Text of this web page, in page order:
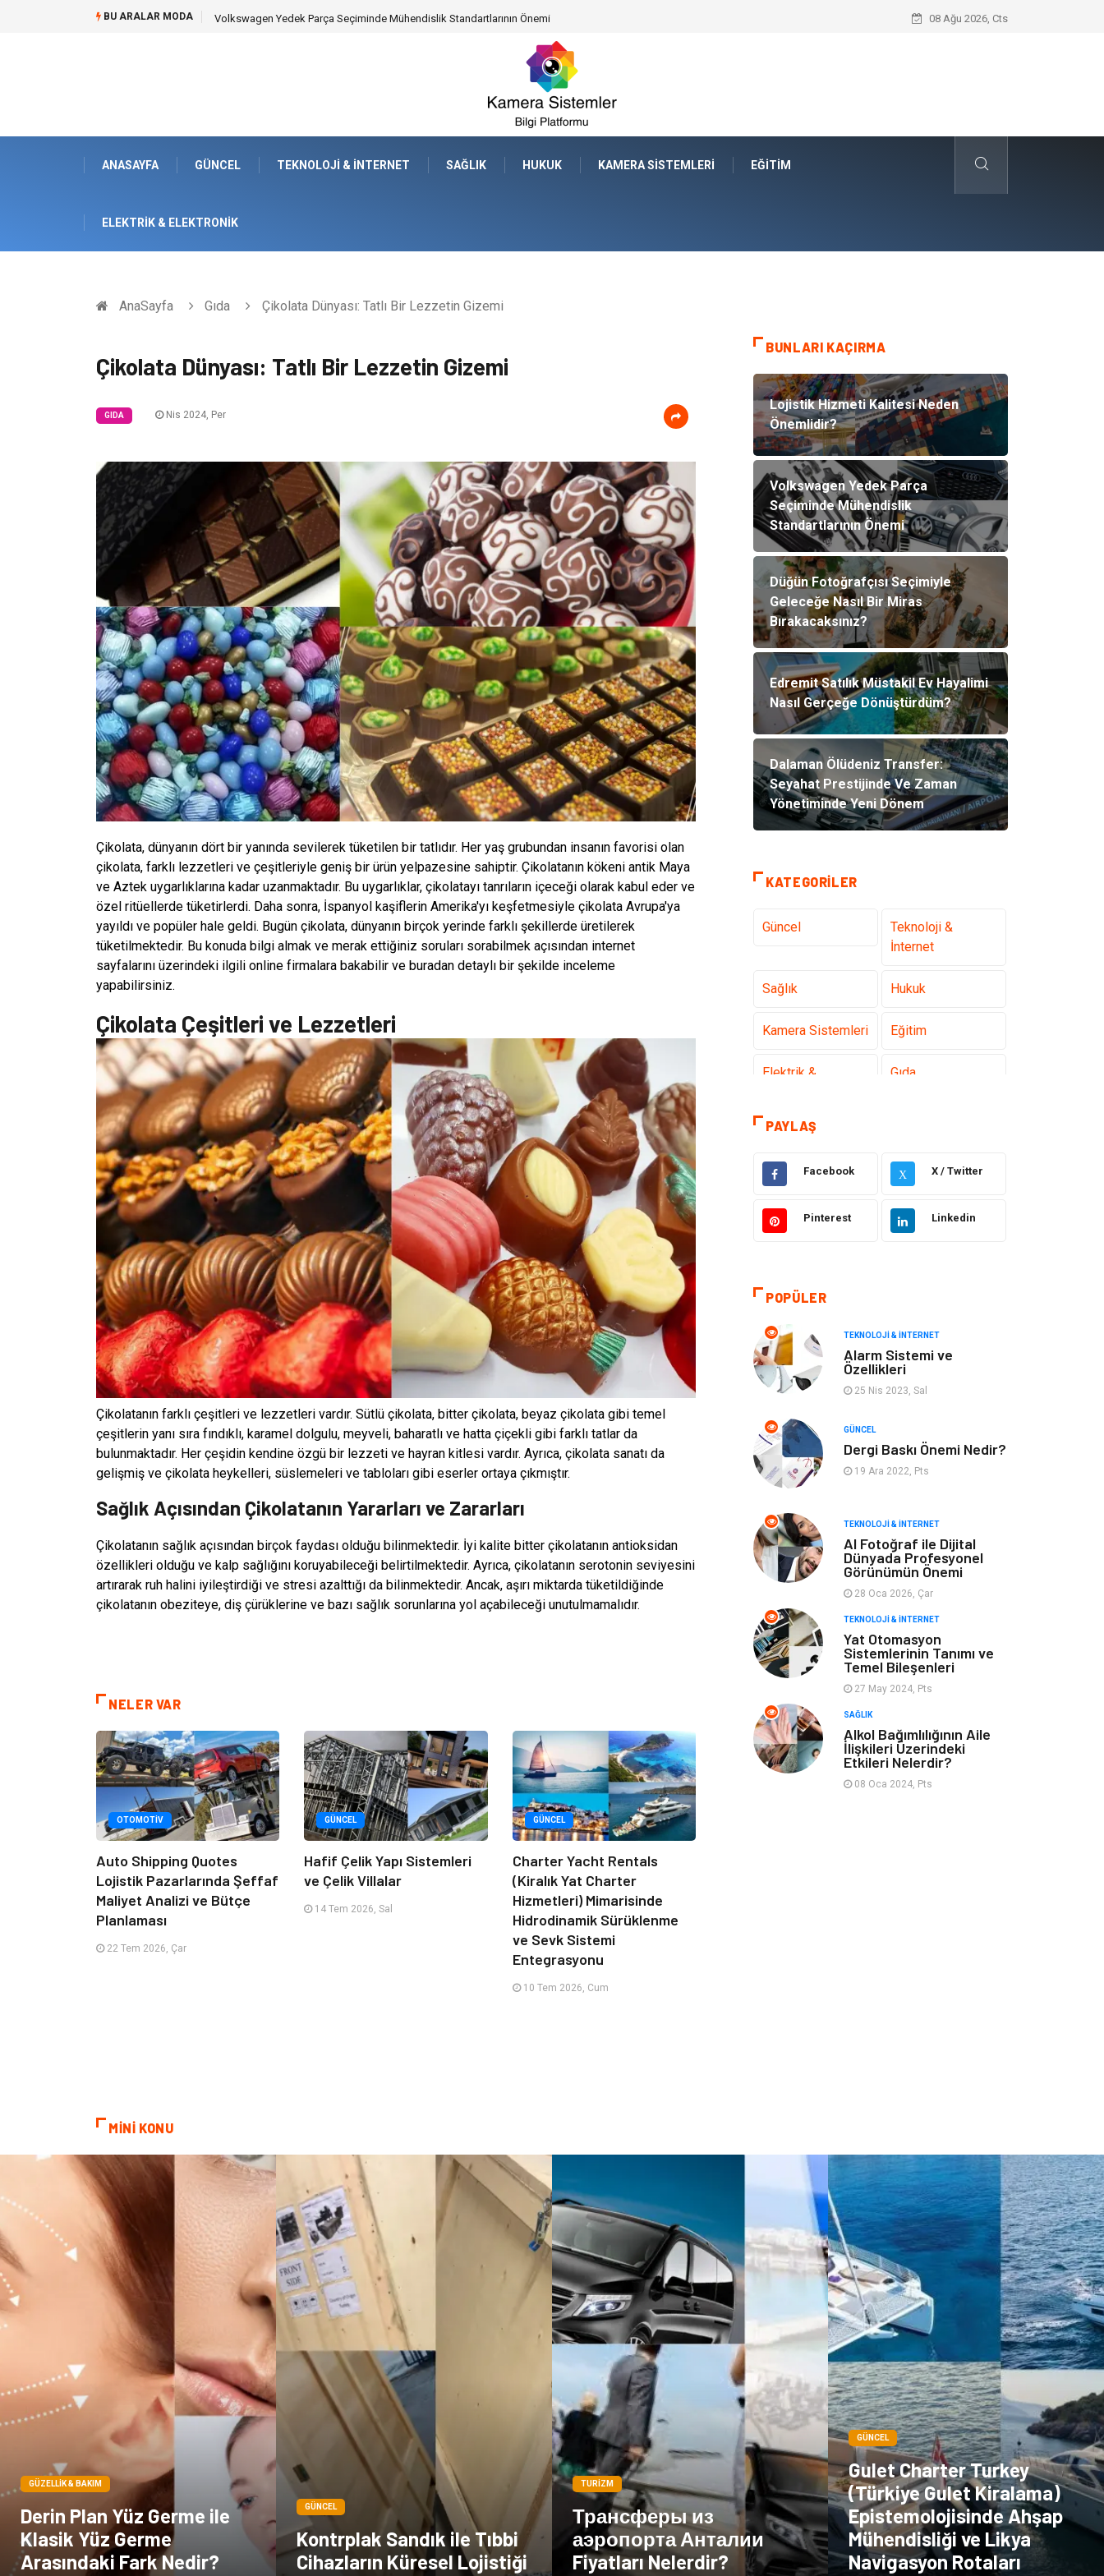
BU ARALAR MODA Düğün Fotoğrafçısı Seçimiyle Geleceğe Nasıl Bir Miras Bırakacaksınız? Edremit Satılık Müstakil Ev Hayalimi
08 Ağu 2026, Cts
ANASAYFA GÜNCEL TEKNOLOJI & İNTERNET SAĞLIK HUKUK KAMERA SISTEMLERI EĞITIM
ELEKTRIK & ELEKTRONIK
AnaSayfa Gıda Çikolata Dünyası: Tatlı Bir Lezzetin Gizemi
Çikolata Dünyası: Tatlı Bir Lezzetin Gizemi
GIDA Nis 2024, Per
Çikolata, dünyanın dört bir yanında sevilerek tüketilen bir tatlıdır. Her yaş grubundan insanın favorisi olan
çikolata, farklı lezzetleri ve çeşitleriyle geniş bir ürün yelpazesine sahiptir. Çikolatanın kökeni antik Maya
ve Aztek uygarlıklarına kadar uzanmaktadır. Bu uygarlıklar, çikolatayı tanrıların içeceği olarak kabul eder ve
özel ritüellerde tüketirlerdi. Daha sonra, İspanyol kaşiflerin Amerika'yı keşfetmesiyle çikolata Avrupa'ya
yayıldı ve popüler hale geldi. Bugün çikolata, dünyanın birçok yerinde farklı şekillerde üretilerek
tüketilmektedir. Bu konuda bilgi almak ve merak ettiğiniz soruları sorabilmek açısından internet
sayfalarını üzerindeki ilgili online firmalara bakabilir ve buradan detaylı bir şekilde inceleme
yapabilirsiniz.
Çikolata Çeşitleri ve Lezzetleri
Çikolatanın farklı çeşitleri ve lezzetleri vardır. Sütlü çikolata, bitter çikolata, beyaz çikolata gibi temel
çeşitlerin yanı sıra fındıklı, karamel dolgulu, meyveli, baharatlı ve hatta çiçekli gibi farklı tatlar da
bulunmaktadır. Her çeşidin kendine özgü bir lezzeti ve hayran kitlesi vardır. Ayrıca, çikolata sanatı da
gelişmiş ve çikolata heykelleri, süslemeleri ve tabloları gibi eserler ortaya çıkmıştır.
Sağlık Açısından Çikolatanın Yararları ve Zararları
Çikolatanın sağlık açısından birçok faydası olduğu bilinmektedir. İyi kalite bitter çikolatanın antioksidan
özellikleri olduğu ve kalp sağlığını koruyabileceği belirtilmektedir. Ayrıca, çikolatanın serotonin seviyesini
artırarak ruh halini iyileştirdiği ve stresi azalttığı da bilinmektedir. Ancak, aşırı miktarda tüketildiğinde
çikolatanın obeziteye, diş çürüklerine ve bazı sağlık sorunlarına yol açabileceği unutulmamalıdır.
NELER VAR
OTOMOTIV
Auto Shipping Quotes
Lojistik Pazarlarında Şeffaf
Maliyet Analizi ve Bütçe
Planlaması
22 Tem 2026, Çar
GÜNCEL
Hafif Çelik Yapı Sistemleri
ve Çelik Villalar
14 Tem 2026, Sal
GÜNCEL
Charter Yacht Rentals
(Kiralık Yat Charter
Hizmetleri) Mimarisinde
Hidrodinamik Sürüklenme
ve Sevk Sistemi
Entegrasyonu
10 Tem 2026, Cum
BUNLARI KAÇIRMA
Lojistik Hizmeti Kalitesi Neden
Önemlidir?
Volkswagen Yedek Parça
Seçiminde Mühendislik
Standartlarının Önemi
Düğün Fotoğrafçısı Seçimiyle
Geleceğe Nasıl Bir Miras
Bırakacaksınız?
Edremit Satılık Müstakil Ev Hayalimi
Nasıl Gerçeğe Dönüştürdüm?
Dalaman Ölüdeniz Transfer:
Seyahat Prestijinde Ve Zaman
Yönetiminde Yeni Dönem
KATEGORILER
Güncel
Teknoloji &
İnternet
Sağlık Hukuk
Kamera Sistemleri Eğitim
Elektrik &
Gıda
Güzellik & Bakım
Makine Giyim
Tatil Organizasyon
Mobilya
Turizm Tekstil
Sistemleri
Aksesuar Bebek Giyim
Hayvancılık
PAYLAŞ
Facebook X X / Twitter
Pinterest Linkedin
POPÜLER
TEKNOLOJI & İNTERNET
Alarm Sistemi ve
Özellikleri
25 Nis 2023, Sal
GÜNCEL
Dergi Baskı Önemi Nedir?
19 Ara 2022, Pts
TEKNOLOJI & İNTERNET
AI Fotoğraf ile Dijital
Dünyada Profesyonel
Görünümün Önemi
28 Oca 2026, Çar
TEKNOLOJI & İNTERNET
Yat Otomasyon
Sistemlerinin Tanımı ve
Temel Bileşenleri
27 May 2024, Pts
SAĞLIK
Alkol Bağımlılığının Aile
İlişkileri Üzerindeki
Etkileri Nelerdir?
08 Oca 2024, Pts
MİNİ KONU
GÜZELLIK & BAKIM
Derin Plan Yüz Germe ile
Klasik Yüz Germe
Arasındaki Fark Nedir?
GÜNCEL
Kontrplak Sandık ile Tıbbi
Cihazların Küresel Lojistiği
TURIZM
Трансферы из
аэропорта Анталии
Fiyatları Nelerdir?
GÜNCEL
Gulet Charter Turkey
(Türkiye Gulet Kiralama)
Epistemolojisinde Ahşap
Mühendisliği ve Likya
Navigasyon Rotaları